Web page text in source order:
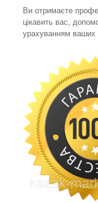
Ви отримаєте
цікавить вас,
урахуванням ваших